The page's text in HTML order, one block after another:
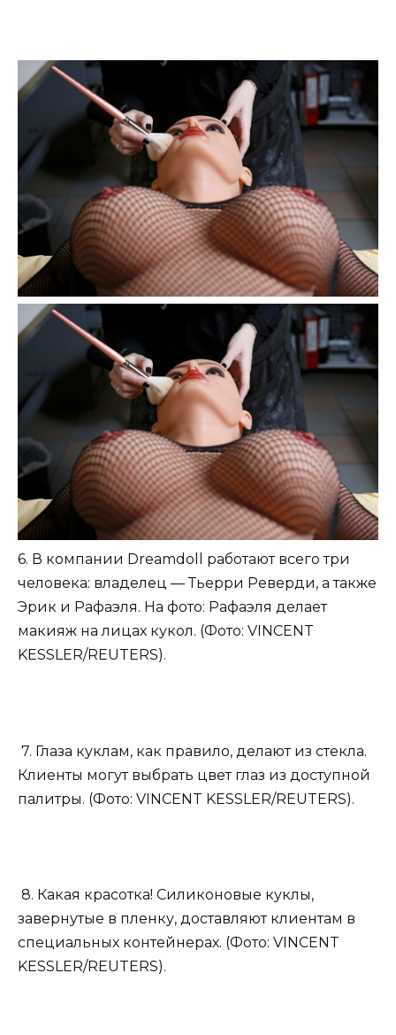
6. В компании Dreamdoll работают всего три
человека: владелец — Тьерри Реверди, а также
Эрик и Рафаэля. На фото: Рафаэля делает
макияж на лицах кукол. (Фото: VINCENT
KESSLER/REUTERS).
7. Глаза куклам, как правило, делают из стекла.
Клиенты могут выбрать цвет глаз из доступной
палитры. (Фото: VINCENT KESSLER/REUTERS).
8. Какая красотка! Силиконовые куклы,
завернутые в пленку, доставляют клиентам в
специальных контейнерах. (Фото: VINCENT
KESSLER/REUTERS).